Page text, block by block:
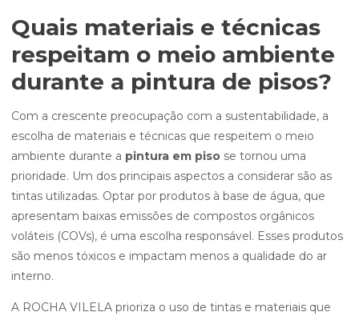
Quais materiais e técnicas
respeitam o meio ambiente
durante a pintura de pisos?
Com a crescente preocupação com a sustentabilidade, a
escolha de materiais e técnicas que respeitem o meio
ambiente durante a pintura em piso se tornou uma
prioridade. Um dos principais aspectos a considerar são as
tintas utilizadas. Optar por produtos à base de água, que
apresentam baixas emissões de compostos orgânicos
voláteis (COVs), é uma escolha responsável. Esses produtos
são menos tóxicos e impactam menos a qualidade do ar
interno.
A ROCHA VILELA prioriza o uso de tintas e materiais que